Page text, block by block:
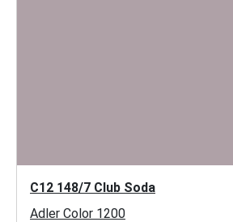
C12 148/7 Club Soda
Adler Color 1200